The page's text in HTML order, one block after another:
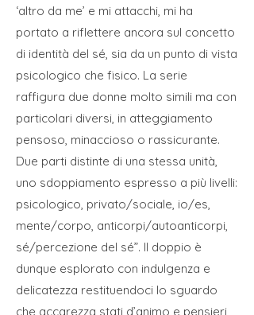
‘altro da me’ e mi attacchi, mi ha
portato a riflettere ancora sul concetto
di identità del sé, sia da un punto di vista
psicologico che fisico. La serie
raffigura due donne molto simili ma con
particolari diversi, in atteggiamento
pensoso, minaccioso o rassicurante.
Due parti distinte di una stessa unità,
uno sdoppiamento espresso a più livelli:
psicologico, privato/sociale, io/es,
mente/corpo, anticorpi/autoanticorpi,
sé/percezione del sé”. Il doppio è
dunque esplorato con indulgenza e
delicatezza restituendoci lo sguardo
che accarezza stati d’animo e pensieri